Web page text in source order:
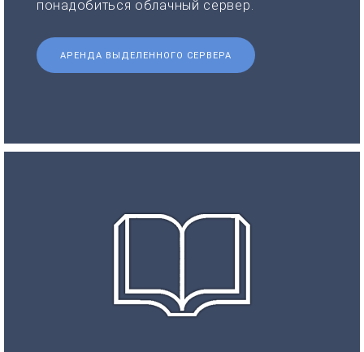
понадобиться облачный сервер.
АРЕНДА ВЫДЕЛЕННОГО СЕРВЕРА